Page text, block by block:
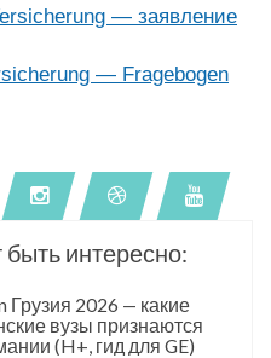
— заявление
— Fragebogen
интересно:
Грузия 2026 — какие
вузы признаются
(H+, гид для GE)